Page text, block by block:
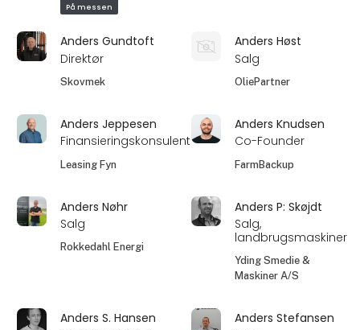
På messen
Anders Gundtoft
Direktør
Skovmek
Anders Høst
Salg
OliePartner
Anders Jeppesen
Finansieringskonsulent
Leasing Fyn
Anders Knudsen
Co-Founder
FarmBackup
Anders Nøhr
Salg
Rokkedahl Energi
Anders P: Skøjdt
Salg,
landbrugsmaskiner
Yding Smedie &
Maskiner A/S
Anders S. Hansen
Anders Stefansen